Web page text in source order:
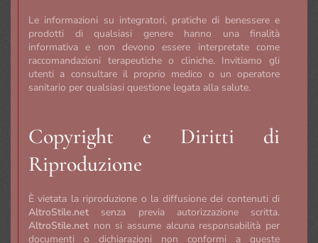
Le informazioni su integratori, pratiche di benessere e
prodotti di qualsiasi genere hanno una finalità
informativa e non devono essere interpretate come
raccomandazioni terapeutiche o cliniche. Invitiamo gli
utenti a consultare il proprio medico o un operatore
sanitario per qualsiasi questione legata alla salute.
Copyright e Diritti di
Riproduzione
È vietata la riproduzione o la diffusione dei contenuti di
AltroStile.net senza previa autorizzazione scritta.
AltroStile.net non si assume alcuna responsabilità per
documenti o dichiarazioni non conformi a queste